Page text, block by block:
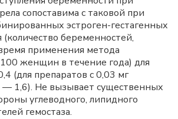
сопоставима с таковой при
эстроген-гестагенных
беременностей,
применения метода
женщин в течение года) для
(для препаратов с 0,03 мг
— 1,6). Не вызывает существенных
углеводного, липидного
гемостаза.